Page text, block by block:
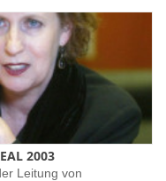
2003
Leitung von